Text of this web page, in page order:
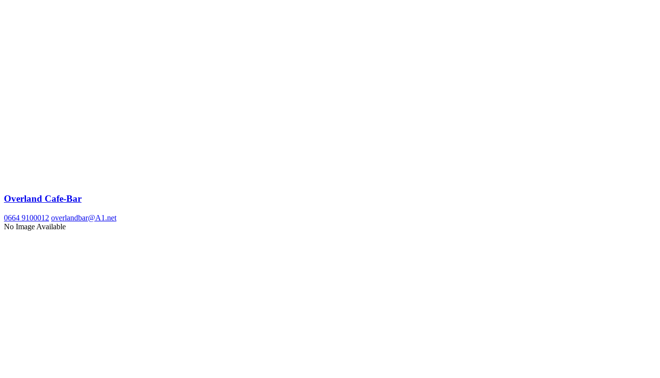
Overland Cafe-Bar
0664 9100012 overlandbar@A1.net
No Image Available